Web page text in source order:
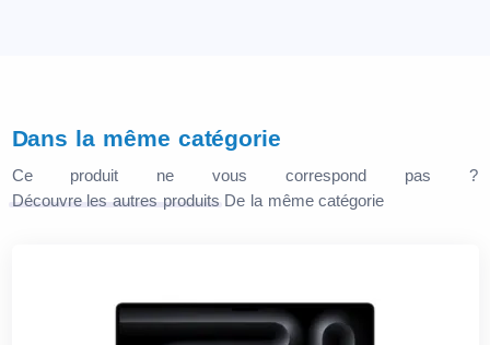
Dans la même catégorie
Ce produit ne vous correspond pas ?
Découvre les autres produits De la même catégorie